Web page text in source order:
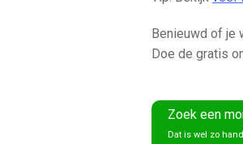
Benieuwd of je
Doe de gratis
Zoek een
Dat is wel zo